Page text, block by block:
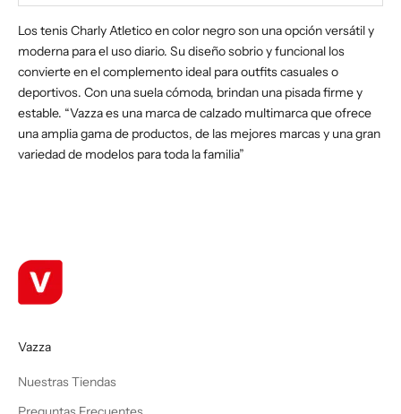
Los tenis Charly Atletico en color negro son una opción versátil y
moderna para el uso diario. Su diseño sobrio y funcional los
convierte en el complemento ideal para outfits casuales o
deportivos. Con una suela cómoda, brindan una pisada firme y
estable. “Vazza es una marca de calzado multimarca que ofrece
una amplia gama de productos, de las mejores marcas y una gran
variedad de modelos para toda la familia”
Vazza
Nuestras Tiendas